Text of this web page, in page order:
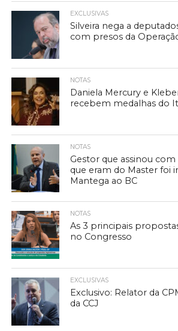
EXCLUSIVAS
Silveira nega a
com presos da
NOTAS
Daniela Mercury e
recebem medalhas do
NOTAS
Gestor que assinou
que eram do Master foi
Mantega ao BC
NOTAS
As 3 principais
no Congresso
EXCLUSIVAS
Exclusivo: Relator da
da CCJ